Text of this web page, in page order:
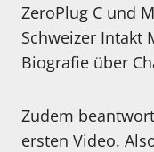
ZeroPlug C und
Schweizer Intakt
Biografie über
Zudem
ersten Video.